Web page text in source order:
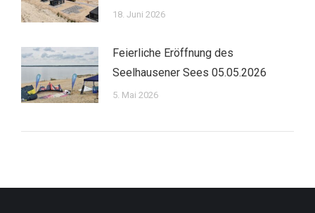
18. Juni 2026
Feierliche Eröffnung des
Seelhausener Sees 05.05.2026
5. Mai 2026